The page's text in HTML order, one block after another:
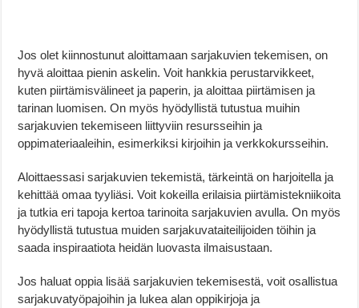
Jos olet kiinnostunut aloittamaan sarjakuvien tekemisen, on
hyvä aloittaa pienin askelin. Voit hankkia perustarvikkeet,
kuten piirtämisvälineet ja paperin, ja aloittaa piirtämisen ja
tarinan luomisen. On myös hyödyllistä tutustua muihin
sarjakuvien tekemiseen liittyviin resursseihin ja
oppimateriaaleihin, esimerkiksi kirjoihin ja verkkokursseihin.
Aloittaessasi sarjakuvien tekemistä, tärkeintä on harjoitella ja
kehittää omaa tyyliäsi. Voit kokeilla erilaisia piirtämistekniikoita
ja tutkia eri tapoja kertoa tarinoita sarjakuvien avulla. On myös
hyödyllistä tutustua muiden sarjakuvataiteilijoiden töihin ja
saada inspiraatiota heidän luovasta ilmaisustaan.
Jos haluat oppia lisää sarjakuvien tekemisestä, voit osallistua
sarjakuvatyöpajoihin ja lukea alan oppikirjoja ja